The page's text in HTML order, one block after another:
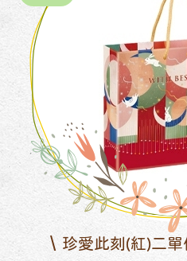
珍愛此刻(紅)二